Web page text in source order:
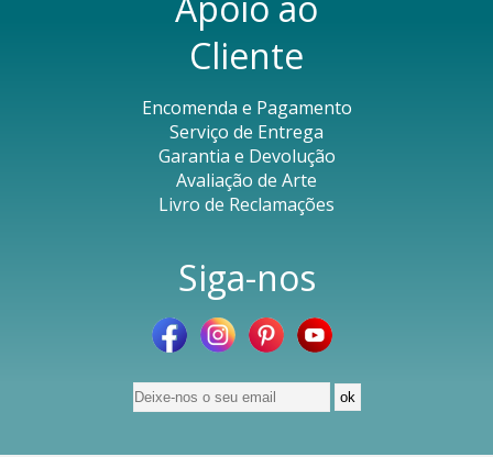
Cliente
Encomenda e Pagamento
Serviço de Entrega
Garantia e Devolução
Avaliação de Arte
Livro de Reclamações
Siga-nos